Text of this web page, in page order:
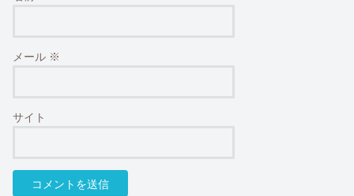
メール ※
サイト